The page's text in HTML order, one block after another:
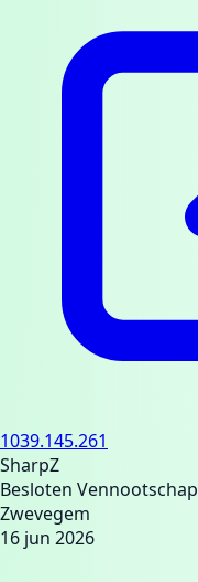
1039.145.261
SharpZ
Besloten Vennootschap
Zwevegem
16 jun 2026